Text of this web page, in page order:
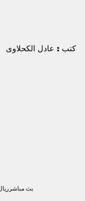
كتب : عادل الكحلاوى
بث مباشر